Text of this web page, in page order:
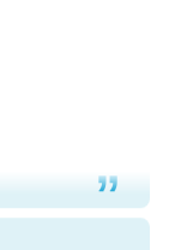
なと凄く思
自分はこの流
トバー